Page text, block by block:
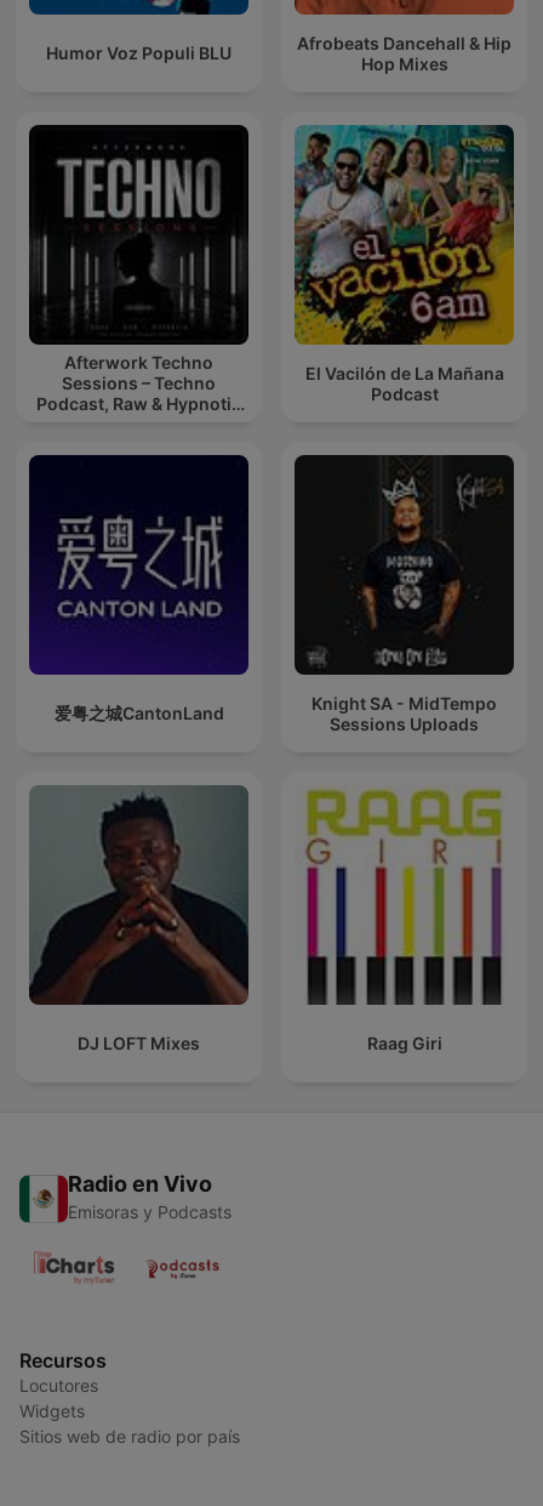
Humor Voz Populi BLU
Afrobeats Dancehall & Hip
Hop Mixes
Afterwork Techno
Sessions – Techno
Podcast, Raw & Hypnotic
El Vacilón de La Mañana
Podcast
爱粤之城CantonLand
Knight SA - MidTempo
Sessions Uploads
DJ LOFT Mixes Raag Giri
Radio en Vivo
Emisoras y Podcasts
Recursos
Locutores
Widgets
Sitios web de radio por país